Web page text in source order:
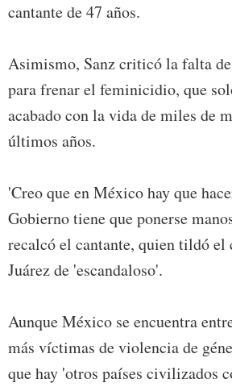
cantante de 47 años.
Asimismo, Sanz criticó la falta
para frenar el feminicidio, que
acabado con la vida de miles de
últimos años.
'Creo que en México hay que
Gobierno tiene que ponerse
recalcó el cantante, quien tildó el
Juárez de 'escandaloso'.
Aunque México se encuentra
más víctimas de violencia de
que hay 'otros países civilizados